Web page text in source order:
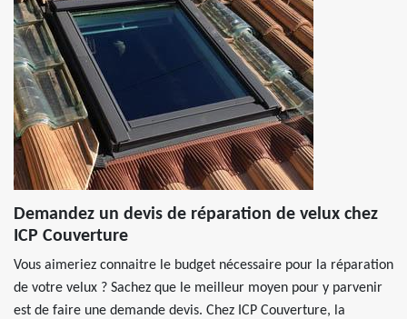
Demandez un devis de réparation de velux chez
ICP Couverture
Vous aimeriez connaitre le budget nécessaire pour la réparation
de votre velux ? Sachez que le meilleur moyen pour y parvenir
est de faire une demande devis. Chez ICP Couverture, la